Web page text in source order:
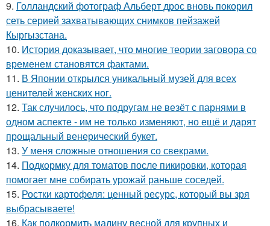
9. Голландский фотограф Альберт дрос вновь покорил
сеть серией захватывающих снимков пейзажей
Кыргызстана.
10. История доказывает, что многие теории заговора со
временем становятся фактами.
11. В Японии открылся уникальный музей для всех
ценителей женских ног.
12. Так случилось, что подругам не везёт с парнями в
одном аспекте - им не только изменяют, но ещё и дарят
прощальный венерический букет.
13. У меня сложные отношения со свекрами.
14. Подкормку для томатов после пикировки, которая
помогает мне собирать урожай раньше соседей.
15. Ростки картофеля: ценный ресурс, который вы зря
выбрасываете!
16. Как подкормить малину весной для крупных и